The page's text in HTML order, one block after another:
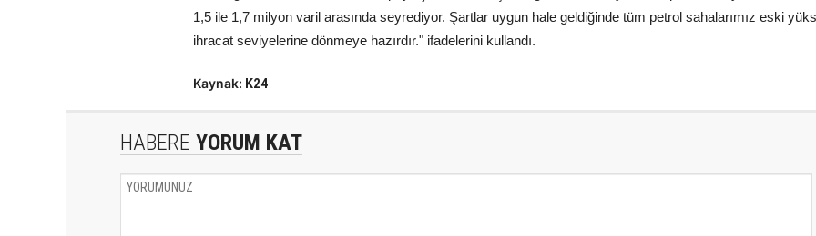
1,5 ile 1,7 milyon varil arasında seyrediyor. Şartlar uygun hale geldiğinde tüm petrol sahalarımız eski
ihracat seviyelerine dönmeye hazırdır." ifadelerini kullandı.
Kaynak: K24
HABERE YORUM KAT